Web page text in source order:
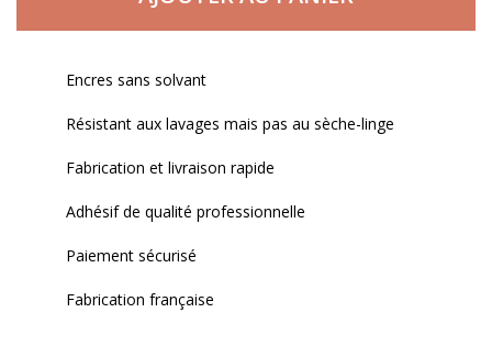
Encres sans solvant
Résistant aux lavages mais pas au sèche-linge
Fabrication et livraison rapide
Adhésif de qualité professionnelle
Paiement sécurisé
Fabrication française